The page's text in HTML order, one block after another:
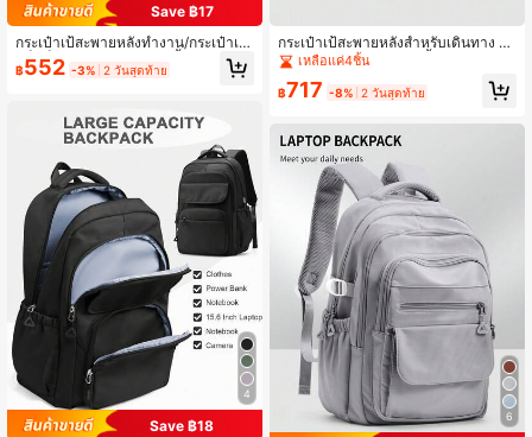
Save ฿17
กระเป๋าเป้สะพายหลังทำงาน/กระเป๋าเป้
แล็ปท็อป ยูนิเซกส์, 15-17 นิ้ว, ช่องซิปห
ลายช่อง, น้ำหนักเบาและทนทาน, เหมา
฿552 -3% 2 วันสุดท้าย
4
Save ฿18
กระเป๋าเป้สะพายหลังสำหรับเดินทาง ใส่
โน้ตบุ๊ค ขนาด 14-15.6 นิ้ว กระเป๋าเป้โ
ย กระเป๋าเป้นักเรียนน้ำหนักเบา แข็งแร
าน สำหรับกิจกรรมกลางแจ้ง ปีนเขา มีช่
องเก็บของหลายฟังก์ชัน กระเป๋าเป้สำห
รับเดินทางทำงานเรียน กันน้ำ กระเป๋าเ
ป้นักเรียนแบบเป็นทางการ ของขวัญกลั
บไปโรงเรียน สำหรับเด็กผู้ชายและเด็กผู้
หญิง รุ่นใหม่และรุ่นเก่าจะจัดส่งสุ่มออก
เหลือแค่4ชิ้น
฿717 -8% 2 วันสุดท้าย
6